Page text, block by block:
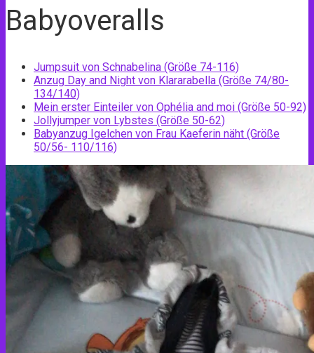
Babyoveralls
Jumpsuit von Schnabelina (Größe 74-116)
Anzug Day and Night von Klararabella (Größe 74/80-
134/140)
Mein erster Einteiler von Ophélia and moi (Größe 50-92)
Jollyjumper von Lybstes (Größe 50-62)
Babyanzug Igelchen von Frau Kaeferin näht (Größe
50/56- 110/116)